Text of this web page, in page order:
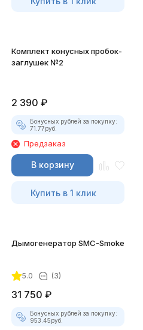
Комплект конусных пробок-
заглушек №2
2 390 ₽
Бонусных рублей за покупку:
71.77руб.
Предзаказ
В корзину
Купить в 1 клик
Дымогенератор SMC-Smoke
5.0 (3)
31 750 ₽
Бонусных рублей за покупку:
953.45руб.